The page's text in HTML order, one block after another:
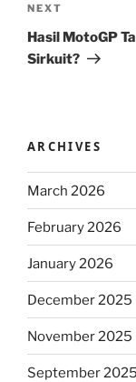
Next
Post
NEXT
Hasil MotoGP
Sirkuit?
ARCHIVES
March 2026
February 2026
January 2026
December 2025
November 2025
September 2025